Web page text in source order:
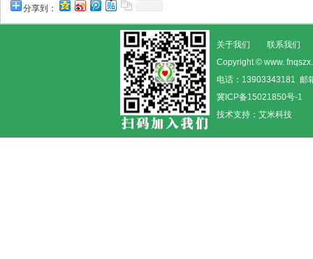
分享到：
关于我们
联系我们
Copyright © www.
电话：13903343181 邮
冀ICP备15021850号-1
技术支持： 艾米科技